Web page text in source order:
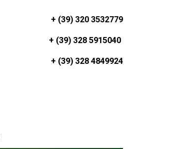
+ (39) 320 3532779
+ (39) 328 5915040
+ (39) 328 4849924